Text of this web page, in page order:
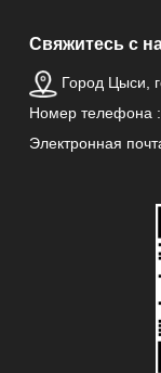
Свяжитесь с
Город Цыси,
Номер телефона
Электронная